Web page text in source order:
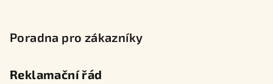
Poradna pro zákazníky
Reklamační řád